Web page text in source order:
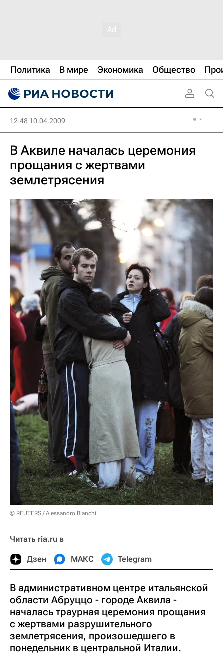
Политика В мире Экономика Общество
12:48 10.04.2009
В Аквиле началась церемония
прощания с жертвами
землетрясения
© REUTERS / Alessandro Bianchi
Читать ria.ru в
Дзен МАКС Telegram
В административном центре итальянской
области Абруццо - городе Аквила -
началась траурная церемония прощания
с жертвами разрушительного
землетрясения, произошедшего в
понедельник в центральной Италии.